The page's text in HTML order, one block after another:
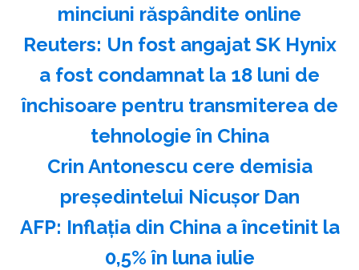
minciuni răspândite online
Reuters: Un fost angajat SK Hynix
a fost condamnat la 18 luni de
închisoare pentru transmiterea de
tehnologie în China
Crin Antonescu cere demisia
preşedintelui Nicuşor Dan
AFP: Inflaţia din China a încetinit la
0,5% în luna iulie